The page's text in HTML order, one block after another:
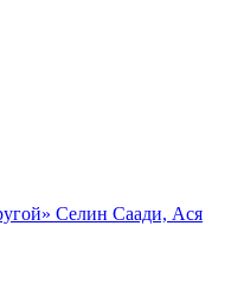
Селин Саади, Ася